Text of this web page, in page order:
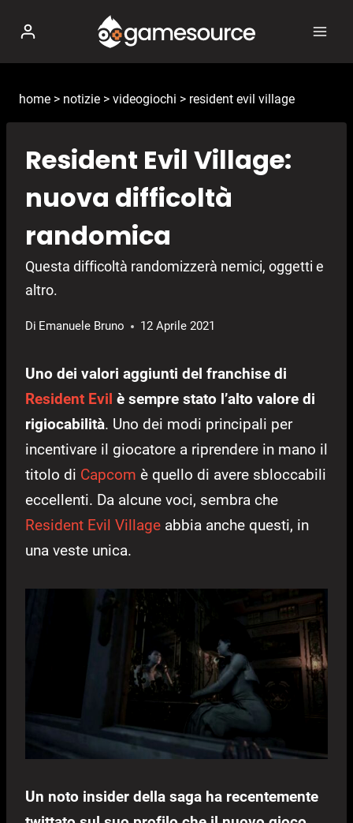
contenuto
home > notizie > videogiochi > resident evil village
Resident Evil Village:
nuova difficoltà
randomica
Questa difficoltà randomizzerà nemici, oggetti e
altro.
Di Emanuele Bruno 12 Aprile 2021
Uno dei valori aggiunti del franchise di
Resident Evil è sempre stato l’alto valore di
rigiocabilità. Uno dei modi principali per
incentivare il giocatore a riprendere in mano il
titolo di Capcom è quello di avere sbloccabili
eccellenti. Da alcune voci, sembra che
Resident Evil Village abbia anche questi, in
una veste unica.
Un noto insider della saga ha recentemente